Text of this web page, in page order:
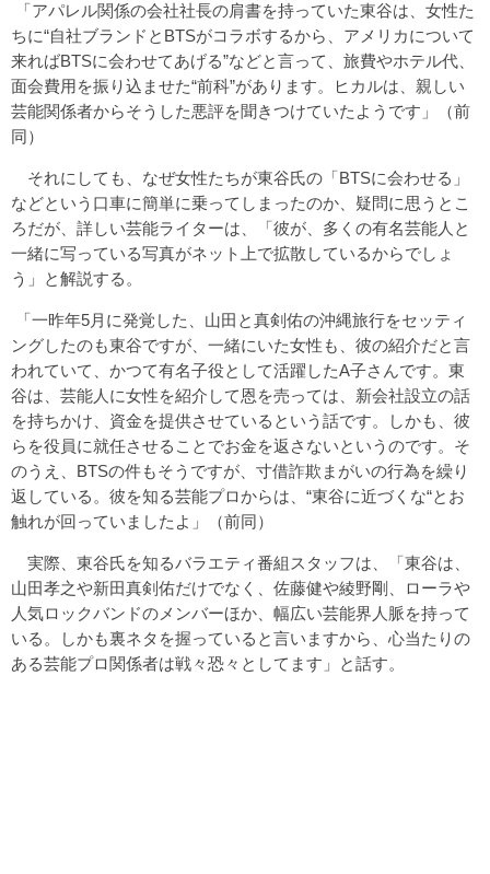
「アパレル関係の会社社長の肩書を持っていた東谷は、女性た
ちに“自社ブランドとBTSがコラボするから、アメリカについて
来ればBTSに会わせてあげる”などと言って、旅費やホテル代、
面会費用を振り込ませた“前科”があります。ヒカルは、親しい
芸能関係者からそうした悪評を聞きつけていたようです」（前
同）
それにしても、なぜ女性たちが東谷氏の「BTSに会わせる」
などという口車に簡単に乗ってしまったのか、疑問に思うとこ
ろだが、詳しい芸能ライターは、「彼が、多くの有名芸能人と
一緒に写っている写真がネット上で拡散しているからでしょ
う」と解説する。
「一昨年5月に発覚した、山田と真剣佑の沖縄旅行をセッティ
ングしたのも東谷ですが、一緒にいた女性も、彼の紹介だと言
われていて、かつて有名子役として活躍したA子さんです。東
谷は、芸能人に女性を紹介して恩を売っては、新会社設立の話
を持ちかけ、資金を提供させているという話です。しかも、彼
らを役員に就任させることでお金を返さないというのです。そ
のうえ、BTSの件もそうですが、寸借詐欺まがいの行為を繰り
返している。彼を知る芸能プロからは、“東谷に近づくな“とお
触れが回っていましたよ」（前同）
実際、東谷氏を知るバラエティ番組スタッフは、「東谷は、
山田孝之や新田真剣佑だけでなく、佐藤健や綾野剛、ローラや
人気ロックバンドのメンバーほか、幅広い芸能界人脈を持って
いる。しかも裏ネタを握っていると言いますから、心当たりの
ある芸能プロ関係者は戦々恐々としてます」と話す。